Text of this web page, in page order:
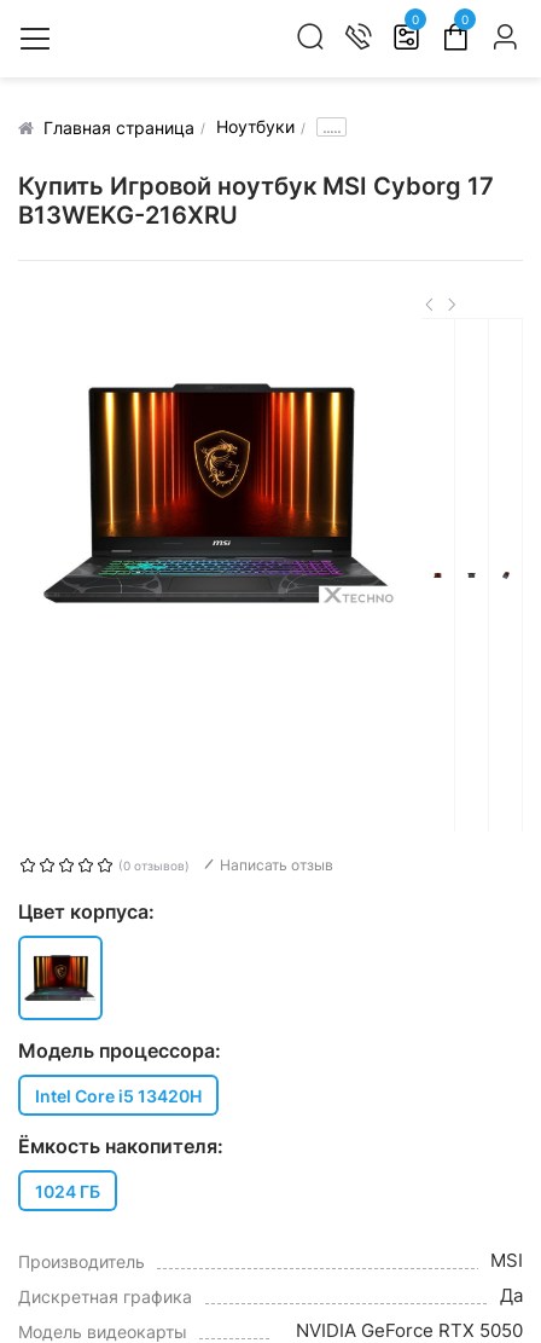
0 0
Главная страница Ноутбуки .....
Купить Игровой ноутбук MSI Cyborg 17
B13WEKG-216XRU
(0 отзывов) Написать отзыв
Цвет корпуса:
Модель процессора:
Intel Core i5 13420H
Ёмкость накопителя:
1024 ГБ
Производитель MSI
Дискретная графика Да
Модель видеокарты
NVIDIA GeForce RTX 5050